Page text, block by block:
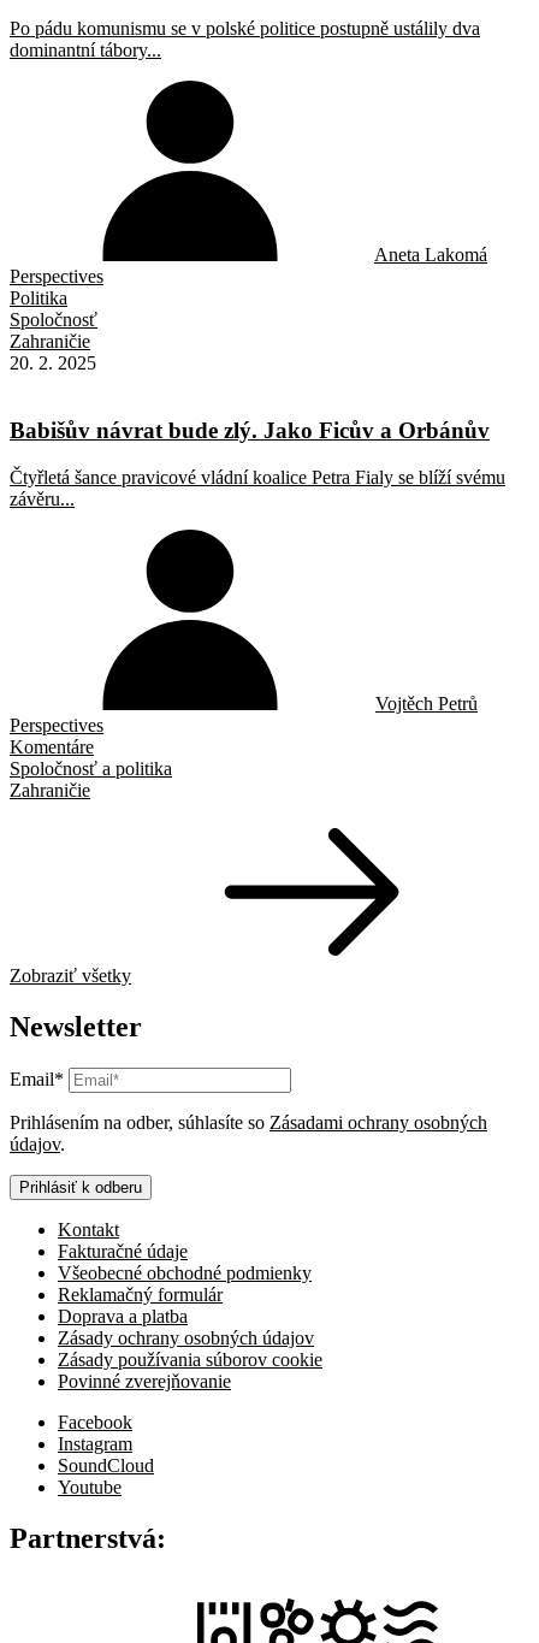
Po pádu komunismu se v polské politice postupně ustálily dva
dominantní tábory...
Aneta Lakomá
Perspectives
Politika
Spoločnosť
Zahraničie
20. 2. 2025
Babišův návrat bude zlý. Jako Ficův a Orbánův
Čtyřletá šance pravicové vládní koalice Petra Fialy se blíží svému
závěru...
Vojtěch Petrů
Perspectives
Komentáre
Spoločnosť a politika
Zahraničie
Zobraziť všetky
Newsletter
Email*
Prihlásením na odber, súhlasíte so Zásadami ochrany osobných
údajov.
Prihlásiť k odberu
Kontakt
Fakturačné údaje
Všeobecné obchodné podmienky
Reklamačný formulár
Doprava a platba
Zásady ochrany osobných údajov
Zásady používania súborov cookie
Povinné zverejňovanie
Facebook
Instagram
SoundCloud
Youtube
Partnerstvá: